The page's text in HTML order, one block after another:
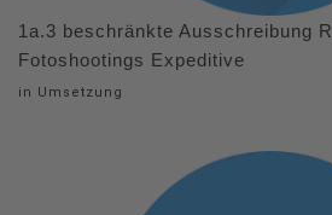
1a.3 beschränkte Ausschreibung
Fotoshootings Expeditive
in Umsetzung